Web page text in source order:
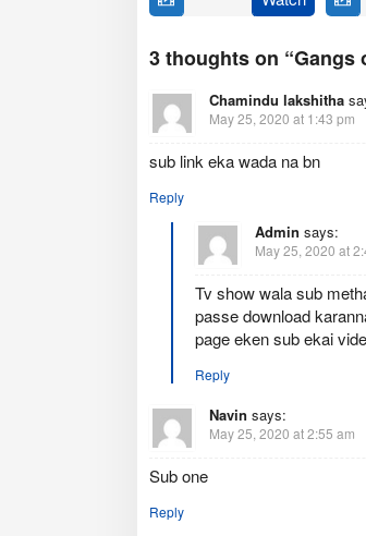
March
Ampaiporn
3 thoughts on “Gangs
Chamindu lakshitha
May 25, 2020 at 1:43 pm
sub link eka wada na bn
Reply
Admin says:
May 25, 2020 at
Tv show wala sub
passe download
page eken sub ekai
Reply
Navin says:
May 25, 2020 at 2:55 am
Sub one
Reply